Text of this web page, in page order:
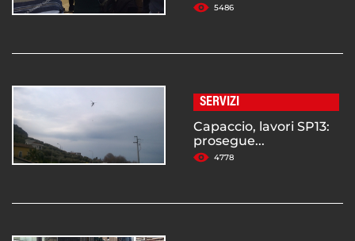
5486
SERVIZI
Capaccio, lavori SP13:
prosegue...
4778